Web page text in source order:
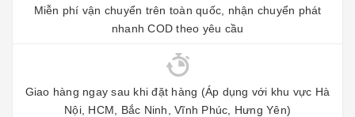
Miễn phí vận chuyển trên toàn quốc, nhận chuyển phát
nhanh COD theo yêu cầu
Giao hàng ngay sau khi đặt hàng (Áp dụng với khu vực Hà
Nội, HCM, Bắc Ninh, Vĩnh Phúc, Hưng Yên)